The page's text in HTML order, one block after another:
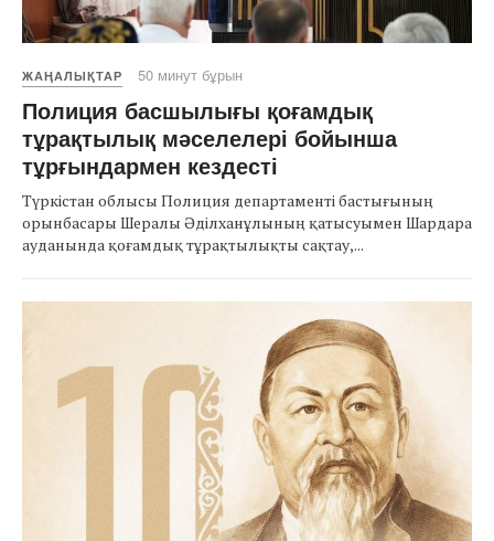
ЖАҢАЛЫҚТАР 50 минут бұрын
Полиция басшылығы қоғамдық
тұрақтылық мәселелері бойынша
тұрғындармен кездесті
Түркістан облысы Полиция департаменті бастығының
орынбасары Шералы Әділханұлының қатысуымен Шардара
ауданында қоғамдық тұрақтылықты сақтау,...